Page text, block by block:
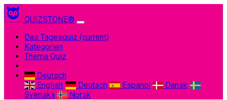
QUIZSTONE®
Das Tagesquiz (current)
Kategorien
Thema Quiz
Deutsch
English
Deutsch Espanol
Dansk
Svenska
Norsk